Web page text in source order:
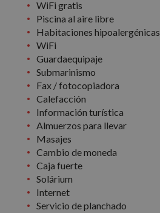
WiFi gratis
Piscina al aire libre
Habitaciones hipoalergénicas
WiFi
Guardaequipaje
Submarinismo
Fax / fotocopiadora
Calefacción
Información turística
Almuerzos para llevar
Masajes
Cambio de moneda
Caja fuerte
Solárium
Internet
Servicio de planchado